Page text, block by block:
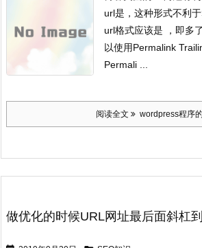
url是，这种形式不利
url格式应该是 ，即多
以使用Permalink
Permali ...
阅读全文 wordpress程序
做优化的时候URL网址最后面斜杠